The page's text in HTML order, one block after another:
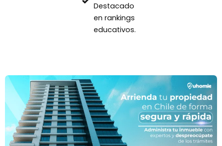
Destacado
en rankings
educativos.